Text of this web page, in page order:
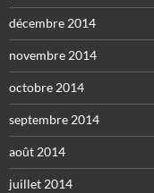
décembre 2014
novembre 2014
octobre 2014
septembre 2014
août 2014
juillet 2014